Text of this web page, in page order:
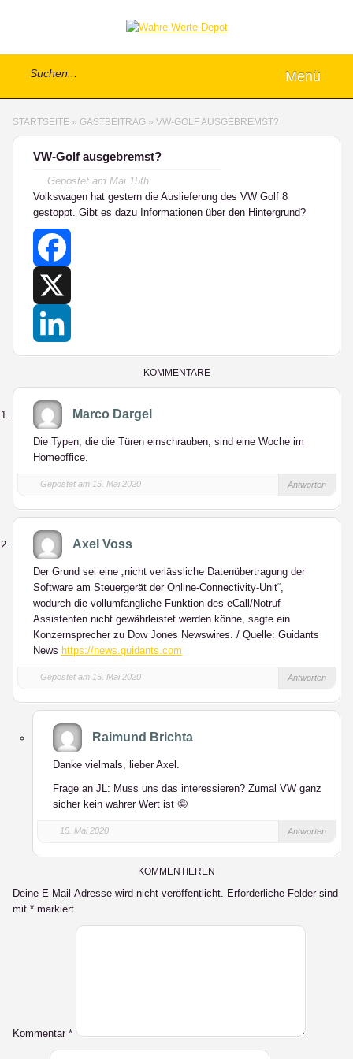
Menü
STARTSEITE » GASTBEITRAG » VW-GOLF AUSGEBREMST?
VW-Golf ausgebremst?
Gepostet am Mai 15th
Volkswagen hat gestern die Auslieferung des VW Golf 8
gestoppt. Gibt es dazu Informationen über den Hintergrund?
Facebook
KOMMENTARE
Marco Dargel
Die Typen, die die Türen einschrauben, sind eine Woche im
Homeoffice.
Gepostet am 15. Mai 2020 Antworten
Axel Voss
Der Grund sei eine „nicht verlässliche Datenübertragung der
Software am Steuergerät der Online-Connectivity-Unit“,
wodurch die vollumfängliche Funktion des eCall/Notruf-
Assistenten nicht gewährleistet werden könne, sagte ein
Konzernsprecher zu Dow Jones Newswires. / Quelle: Guidants
News https://news.guidants.com
Gepostet am 15. Mai 2020 Antworten
Raimund Brichta
Danke vielmals, lieber Axel.
Frage an JL: Muss uns das interessieren? Zumal VW ganz
sicher kein wahrer Wert ist 🤪
15. Mai 2020 Antworten
KOMMENTIEREN
Deine E-Mail-Adresse wird nicht veröffentlicht. Erforderliche Felder sind
mit * markiert
Kommentar *